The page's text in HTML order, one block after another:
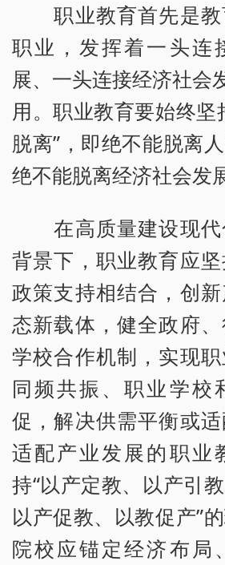
职业教育首先是教
职业，发挥着一头连
展、一头连接经济社会
用。职业教育要始终坚
脱离”，即绝不能脱离人
绝不能脱离经济社会发展
在高质量建设现代
背景下，职业教育应
政策支持相结合，创
态新载体，健全政府、
学校合作机制，实现
同频共振、职业学校
促，解决供需平衡或
适配产业发展的职业
持“以产定教、以产引教
以产促教、以教促产”
院校应锚定经济布局